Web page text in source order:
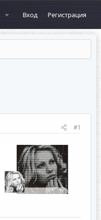
Вход Регистрация
#1